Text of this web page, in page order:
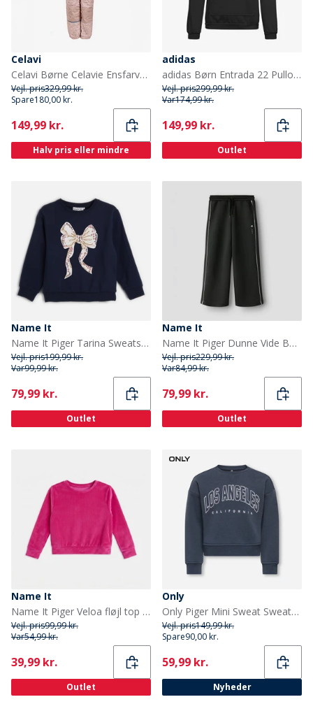
Celavi
Celavi Børne Celavie Ensfarvet Basis Termosæt Misty Rose
Vejl. pris329,99 kr.
Spare180,00 kr.
Current
149,99 kr.
Halv pris eller mindre
adidas
adidas Børn Entrada 22 Pullover Hættetrøje Sort
Vejl. pris299,99 kr.
Var174,99 kr.
Current
149,99 kr.
Outlet
Name It
Name It Piger Tarina Sweatshirt Navy Blazer
Vejl. pris199,99 kr.
Var99,99 kr.
Current
79,99 kr.
Outlet
Name It
Name It Piger Dunne Vide Ben Joggers Sort
Vejl. pris229,99 kr.
Var84,99 kr.
Current
79,99 kr.
Outlet
Name It
Name It Piger Veloa fløjl top Fuchsia Purple
Vejl. pris99,99 kr.
Var54,99 kr.
Current
39,99 kr.
Outlet
Only
Only Piger Mini Sweat Sweatshirt Ombre Blue
Vejl. pris149,99 kr.
Spare90,00 kr.
Current
59,99 kr.
Nyheder